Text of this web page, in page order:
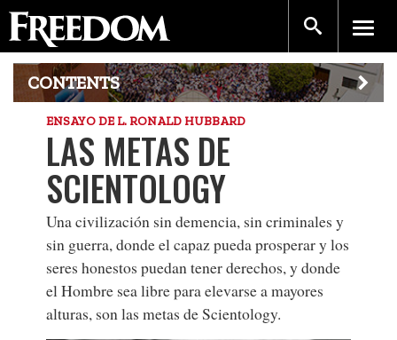
CONTENTS
ENSAYO DE L. RONALD HUBBARD
LAS METAS DE
SCIENTOLOGY
Una civilización sin demencia, sin criminales y
sin guerra, donde el capaz pueda prosperar y los
seres honestos puedan tener derechos, y donde
el Hombre sea libre para elevarse a mayores
alturas, son lasmetas de Scientology.